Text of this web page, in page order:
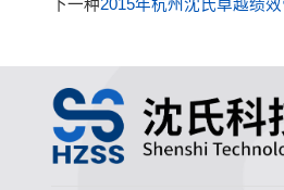
下一种2015年杭州沈氏卓越绩